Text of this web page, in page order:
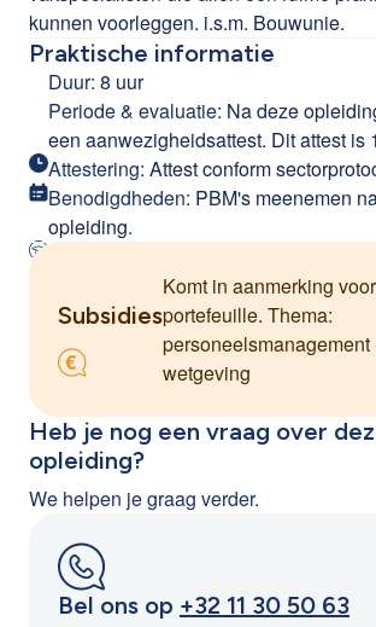
kunnen voorleggen. i.s.m. Bouwunie.
Praktische informatie
Duur: 8 uur
Periode & evaluatie: Na deze
een aanwezigheidsattest. Dit attest is
Attestering: Attest conform
Benodigdheden: PBM's meenemen
opleiding.
Subsidies
Komt in aanmerking
portefeuille. Thema:
wetgeving
Heb je nog een vraag over
opleiding?
We helpen je graag verder.
Bel ons op +32 11 30 50 63